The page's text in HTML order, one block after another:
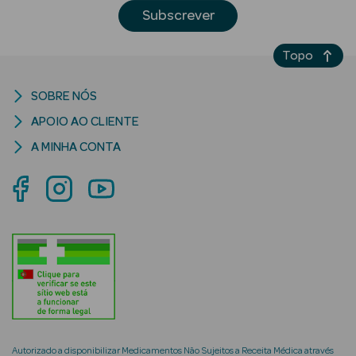
Cicatrizantes
Depilatórios
Bronzeadores
Cuidados de
Mãos
Cuidados de
Pés
Massajadores
Subscrever
Autorizado a disponibilizar Medicamentos Não Sujeitos a Receita Médica através
SOBRE NÓS
APOIO AO CLIENTE
A MINHA CONTA
Topo